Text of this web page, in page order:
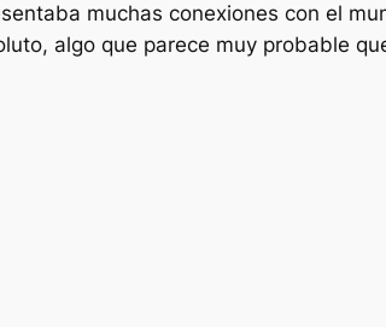
muchas conexiones con el
algo que parece muy probable